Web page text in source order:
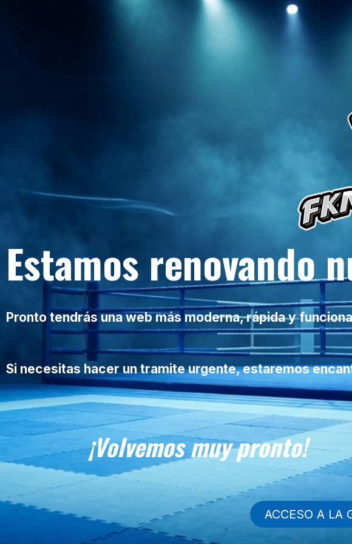
Estamos renovando
Pronto tendrás una web más moderna, rápida y
Si necesitas hacer un tramite urgente, estaremos
¡Volvemos muy pronto!
ACCESO A LA